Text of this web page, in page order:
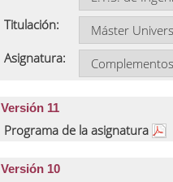
Titulación:
Asignatura:
Versión 11
Programa de la asignatura
Versión 10